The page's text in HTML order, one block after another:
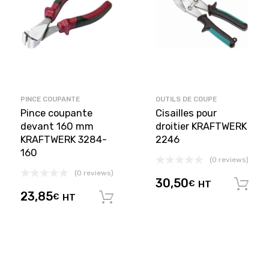
PINCE COUPANTE
Pince coupante
devant 160 mm
KRAFTWERK 3284-
160
(0 reviews)
23,85€ HT
OUTILS DE COUPE
Cisailles pour
droitier KRAFTWERK
2246
(0 reviews)
30,50€ HT